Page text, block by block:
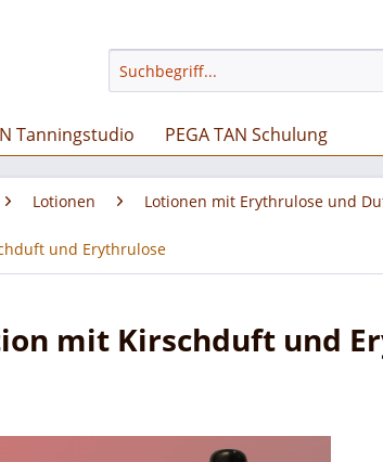
Tanningstudio PEGA TAN Schulung
Lotionen Lotionen mit Erythrulose und
und Erythrulose
mit Kirschduft und